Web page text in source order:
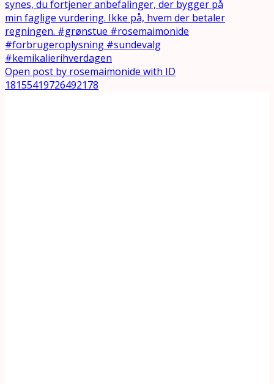
Open post by rosemaimonide with ID
18155419726492178